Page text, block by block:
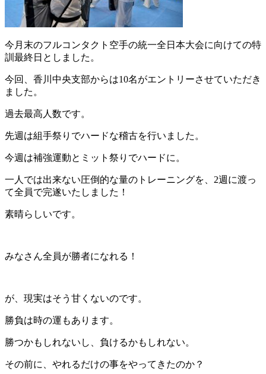
今月末のフルコンタクト空手の統一全日本大会に向けての特
訓最終日としました。
今回、香川中央支部からは10名がエントリーさせていただき
ました。
過去最高人数です。
先週は組手祭りでハードな稽古を行いました。
今週は補強運動とミット祭りでハードに。
一人では出来ない圧倒的な量のトレーニングを、2週に渡っ
て全員で完遂いたしました！
素晴らしいです。
みなさん全員が勝者になれる！
が、現実はそう甘くないのです。
勝負は時の運もあります。
勝つかもしれないし、負けるかもしれない。
その前に、やれるだけの事をやってきたのか？